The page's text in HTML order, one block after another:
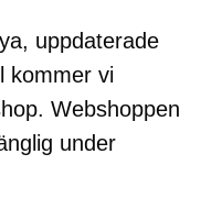
uppdaterade
kommer vi
Webshoppen
under